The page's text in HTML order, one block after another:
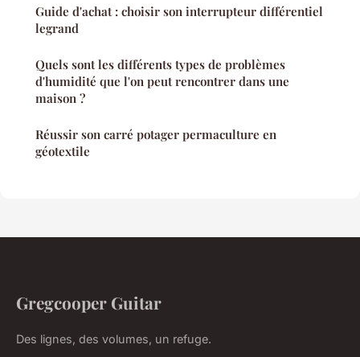
Guide d'achat : choisir son interrupteur différentiel
legrand
Quels sont les différents types de problèmes
d'humidité que l'on peut rencontrer dans une
maison ?
Réussir son carré potager permaculture en
géotextile
Gregcooper Guitar
Des lignes, des volumes, un refuge.